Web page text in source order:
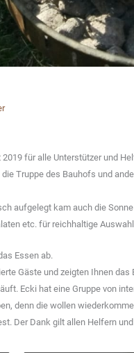
für alle Unterstützer und
die Truppe des Bauhofs und
aufgelegt kam auch die
etc. für reichhaltige
Essen ab.
Gäste und zeigten Ihnen
Ecki hat eine Gruppe von
denn die wollen
Der Dank gilt allen Helfern